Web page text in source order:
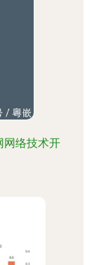
网络技术开